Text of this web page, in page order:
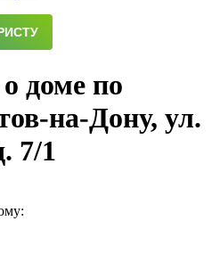
доме по
на-Дону, ул.
7/1